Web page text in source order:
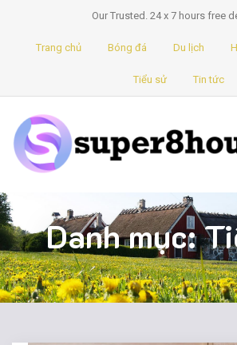
Our Trusted. 24 x 7 hours free
Trang chủ Bóng đá Du lịch
Tiểu sử Tin tức
Danh mục: